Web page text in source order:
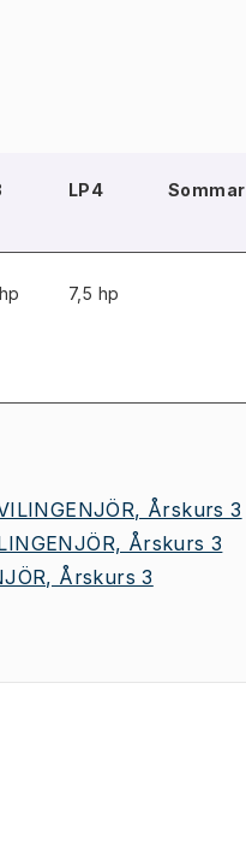
LP4 Sommar
7,5 hp
Årskurs 3
Årskurs 3
Årskurs 3